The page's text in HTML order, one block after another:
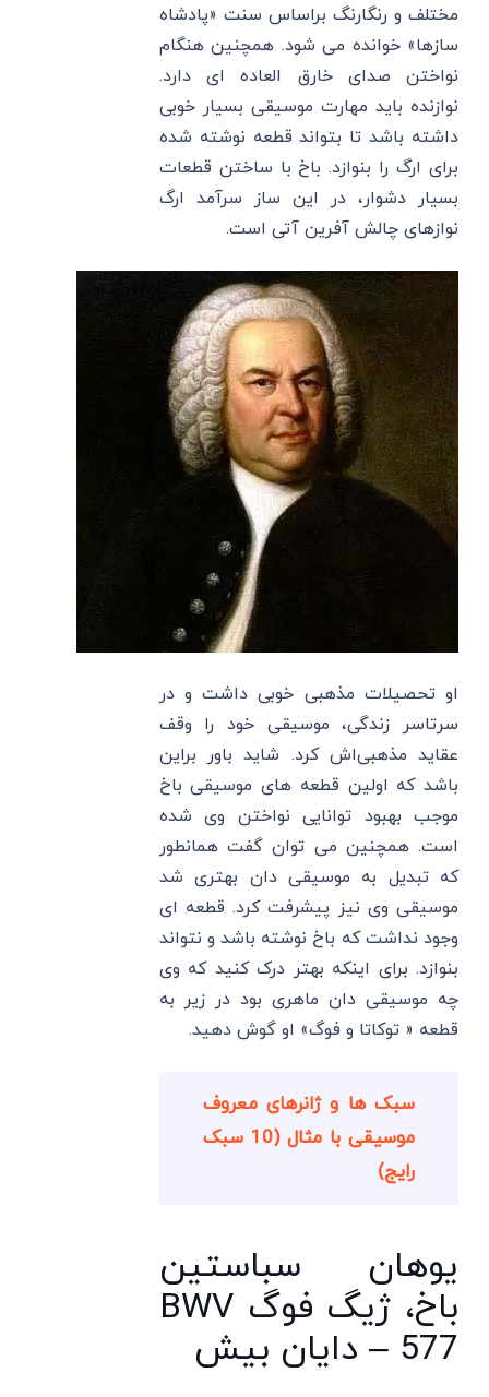
مختلف و رنگارنگ براساس سنت «پادشاه
سازها» خوانده می شود. همچنین هنگام
نواختن صدای خارق العاده ای دارد.
نوازنده باید مهارت موسیقی بسیار خوبی
داشته باشد تا بتواند قطعه نوشته شده
برای ارگ را بنوازد. باخ با ساختن قطعات
بسیار دشوار، در این ساز سرآمد ارگ
نوازهای چالش آفرین آتی است.
او تحصیلات مذهبی خوبی داشت و در
سرتاسر زندگی، موسیقی خود را وقف
عقاید مذهبی‌اش کرد. شاید باور براین
باشد که اولین قطعه های موسیقی باخ
موجب بهبود توانایی نواختن وی شده
است. همچنین می توان گفت همانطور
که تبدیل به موسیقی دان بهتری شد
موسیقی وی نیز پیشرفت کرد. قطعه ای
وجود نداشت که باخ نوشته باشد و نتواند
بنوازد. برای اینکه بهتر درک کنید که وی
چه موسیقی دان ماهری بود در زیر به
قطعه « توکاتا و فوگ» او گوش دهید.
سبک ها و ژانرهای معروف
موسیقی با مثال (10 سبک
رایج)
یوهان سباستین
باخ، ژیگ فوگ BWV
577 – دایان بیش